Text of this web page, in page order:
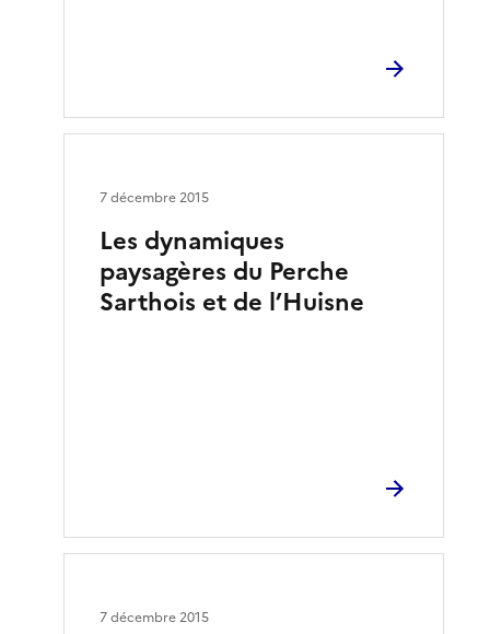
Les dynamiques
paysagères du Perche
Sarthois et de l’Huisne
7 décembre 2015
7 décembre 2015